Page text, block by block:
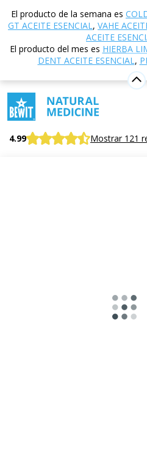
El producto de la semana es
GT ACEITE ESENCIAL, VAHE
ACEITE
El producto del mes es HIERBA
DENT ACEITE ESENCIAL,
Inicio Tienda electrónica
esenciales
ACEITES
Romero
Aceite esencial 100% puro y
BEWIT Rosemary (Chemotype
4.99 Mostrar 121